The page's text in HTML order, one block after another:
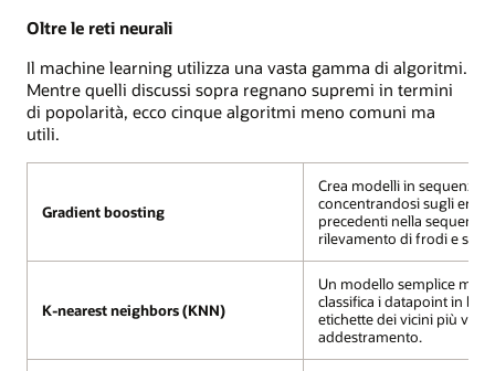
Oltre le reti neurali
Il machine learning utilizza una vasta gamma di algoritmi.
Mentre quelli discussi sopra regnano supremi in termini
di popolarità, ecco cinque algoritmi meno comuni ma
utili.
Gradient boosting
Crea modelli in sequenza
concentrandosi sugli errori
precedenti nella
rilevamento di frodi e
K-nearest neighbors (KNN)
Un modello semplice ma
classifica i datapoint in
etichette dei vicini più
addestramento.